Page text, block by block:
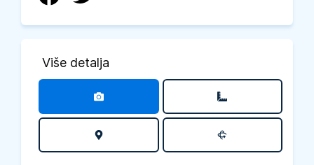
Više detalja